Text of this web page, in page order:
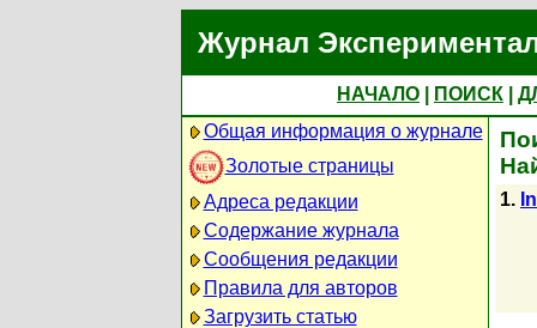
Журнал
НАЧАЛО ПОИСК
Общая информация о журнале
Золотые страницы
Адреса редакции
Содержание журнала
Сообщения редакции
Правила для авторов
Загрузить статью
1.